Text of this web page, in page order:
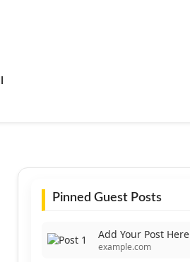
Pinned Guest Posts
Add Your Post Here
example.com